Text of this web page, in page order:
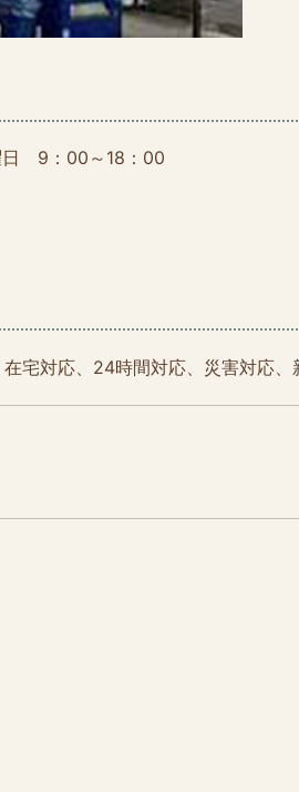
日 9：00～18：00
宅対応、24時間対応、災害対応